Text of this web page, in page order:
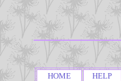
HOME HELP